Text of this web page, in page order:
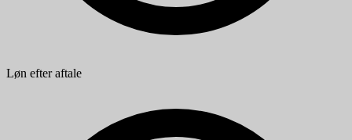
Løn efter aftale